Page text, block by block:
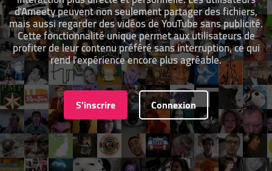
d'Ameety peuvent non seulement partager des fichiers,
mais aussi regarder des vidéos de YouTube sans publicité.
Cette fonctionnalité unique permet aux utilisateurs de
profiter de leur contenu préféré sans interruption, ce qui
rend l'expérience encore plus agréable.
S'inscrire Connexion